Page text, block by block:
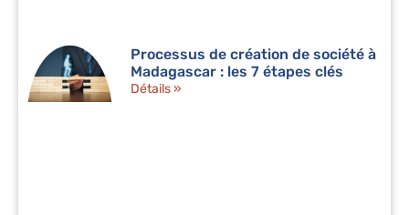
Processus de création de société à
Madagascar : les 7 étapes clés
Détails »